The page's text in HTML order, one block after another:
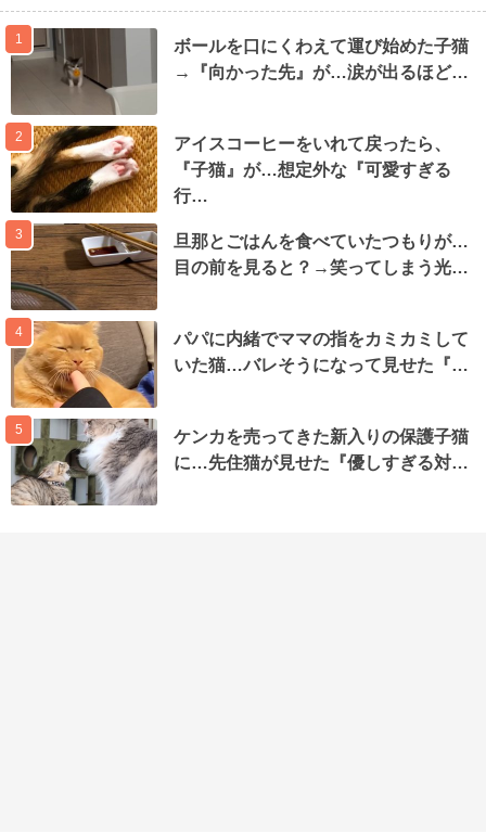
1
ボールを口にくわえて運び始めた子猫
→『向かった先』が…涙が出るほど…
2
アイスコーヒーをいれて戻ったら、
『子猫』が…想定外な『可愛すぎる
行…
3
旦那とごはんを食べていたつもりが…
目の前を見ると？→笑ってしまう光…
4
パパに内緒でママの指をカミカミして
いた猫…バレそうになって見せた『…
5
ケンカを売ってきた新入りの保護子猫
に…先住猫が見せた『優しすぎる対…